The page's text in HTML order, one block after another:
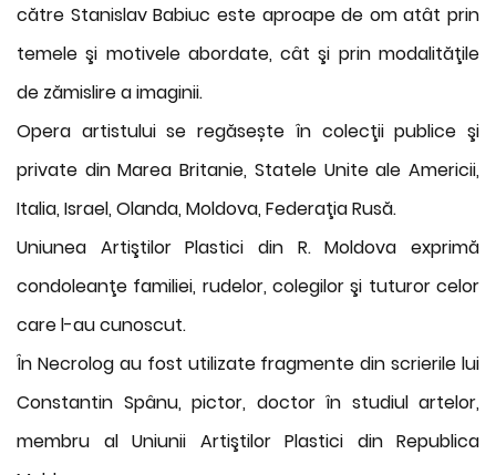
către Stanislav Babiuc este aproape de om atât prin
temele şi motivele abordate, cât şi prin modalităţile
de zămislire a imaginii.
Opera artistului se regăsește în colecţii publice şi
private din Marea Britanie, Statele Unite ale Americii,
Italia, Israel, Olanda, Moldova, Federaţia Rusă.
Uniunea Artiştilor Plastici din R. Moldova exprimă
condoleanţe familiei, rudelor, colegilor şi tuturor celor
care l-au cunoscut.
În Necrolog au fost utilizate fragmente din scrierile lui
Constantin Spânu, pictor, doctor în studiul artelor,
membru al Uniunii Artiştilor Plastici din Republica